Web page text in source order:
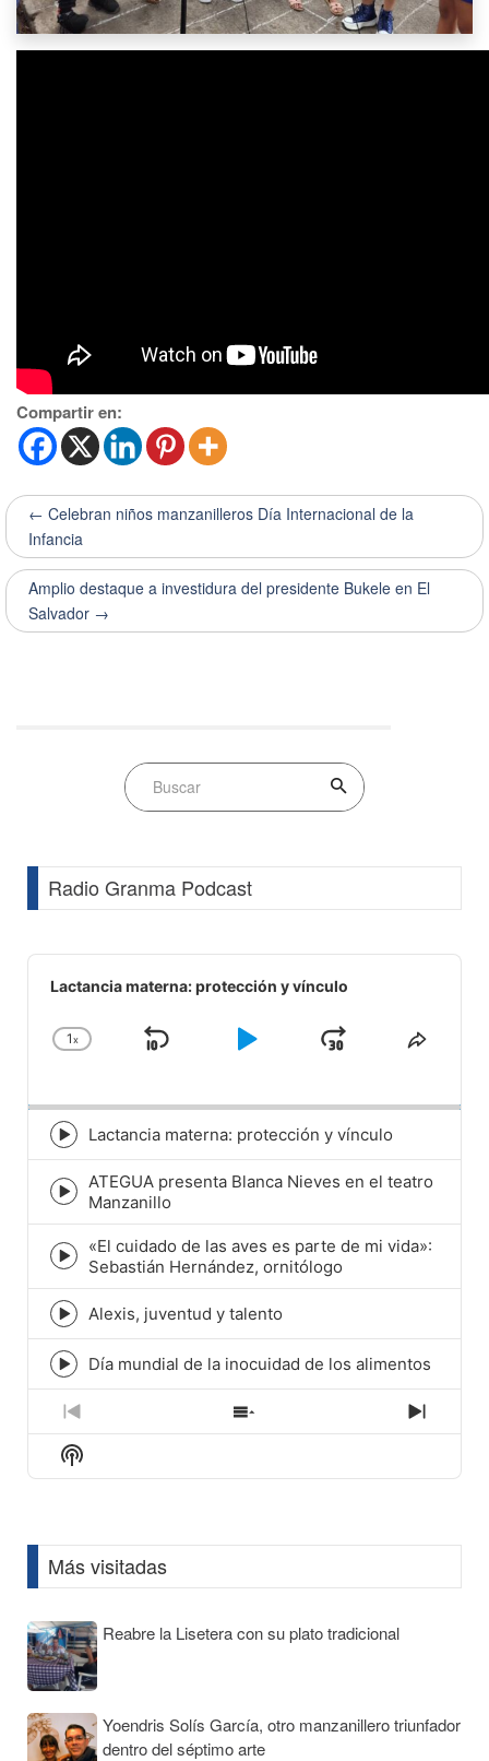
Compartir en:
← Celebran niños manzanilleros Día Internacional de la
Infancia
Amplio destaque a investidura del presidente Bukele en El
Salvador →
Radio Granma Podcast
Audio
Player
Lactancia materna: protección y vínculo
Change
1x
Skip
Play
JumpShare
Episode
play
icon
Lactancia materna: protección y vínculo
Episode
play
icon
ATEGUA presenta Blanca Nieves en el teatro
Manzanillo
Episode
play
icon
«El cuidado de las aves es parte de mi vida»:
Sebastián Hernández, ornitólogo
Episode
play
icon
Alexis, juventud y talento
Episode
play
icon
Día mundial de la inocuidad de los alimentos
Previous
Episode
Show
Episodes
Next
Show
Podcast
Más visitadas
Reabre la Lisetera con su plato tradicional
Yoendris Solís García, otro manzanillero triunfador
dentro del séptimo arte